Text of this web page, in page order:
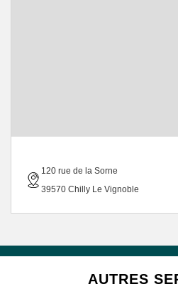
120 rue de la Sorne
39570 Chilly Le Vignoble
AUTRES